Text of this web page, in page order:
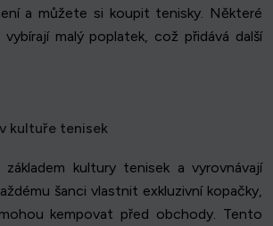
a můžete si koupit tenisky. Některé
malý poplatek, což přidává další
kultuře tenisek
kultury tenisek a vyrovnávají
šanci vlastnit exkluzivní kopačky,
kempovat před obchody. Tento